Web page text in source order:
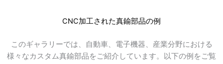
CNC加工された真鍮部品の例
このギャラリーでは、自動車、電子機器、産業分野における
様々なカスタム真鍮部品をご紹介しています。以下の例をご覧